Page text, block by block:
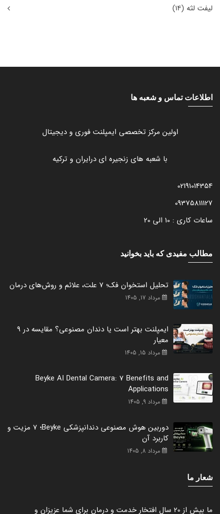
لیفت لثه (14)
اطلاعات تماس و شعبه ها
اولین مرکز تخصصی ایمپلنت فوری و دیجیتال
با شعبه های زنجیره ای درایران و ترکیه
02191014354
09375811127
ساعات کاری : 10 الی 20
مطالب مفیدی که باید بخوانید
تحلیل استخوان فک؛ 7 علت، علائم و روش‌های درمان
مرداد 17, 1405
ایمپلنت بهتر است یا دندان مصنوعی؟ مقایسه در 9
معیار
مرداد 15, 1405
Beyke AI Dental Camera: 7 Benefits and
Applications
مرداد 9, 1405
دوربین هوش مصنوعی دندانپزشکی Beyke؛ 7 مزیت و
کاربرد آن
مرداد 8, 1405
شعار ما
ما بیش از 20 سال افتخار خدمت و درمان برای شما عزیزان و